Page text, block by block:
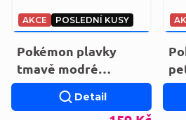
AKCE POSLEDNÍ KUSY
Pokémon plavky
tmavě modré
EX78053.BLUE
Detail